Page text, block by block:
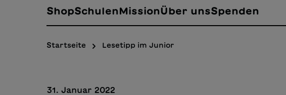
ShopSchulen MissionÜber unsSpenden
Startseite Lesetipp im Junior
31. Januar 2022